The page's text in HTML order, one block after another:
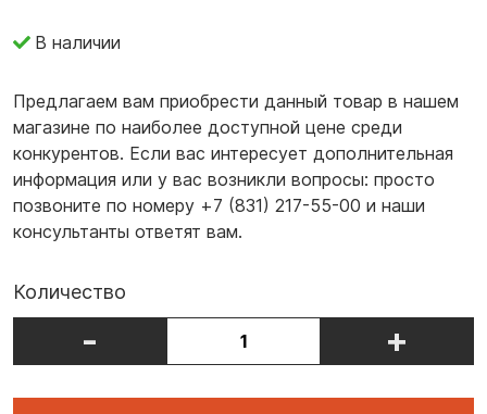
В наличии
Предлагаем вам приобрести данный товар в нашем
магазине по наиболее доступной цене среди
конкурентов. Если вас интересует дополнительная
информация или у вас возникли вопросы: просто
позвоните по номеру +7 (831) 217-55-00 и наши
консультанты ответят вам.
Количество
- +